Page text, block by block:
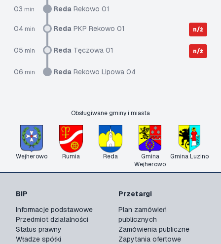
03 min Reda Rekowo 01
04 min Reda PKP Rekowo 01 n/ż
05 min Reda Tęczowa 01 n/ż
06 min Reda Rekowo Lipowa 04
Obsługiwane gminy i miasta
Wejherowo Rumia Reda
Gmina
Wejherowo
Gmina Luzino
BIP
Informacje podstawowe
Przedmiot działalności
Status prawny
Władze spółki
Przetargi
Plan zamówień
publicznych
Zamówienia publiczne
Zapytania ofertowe